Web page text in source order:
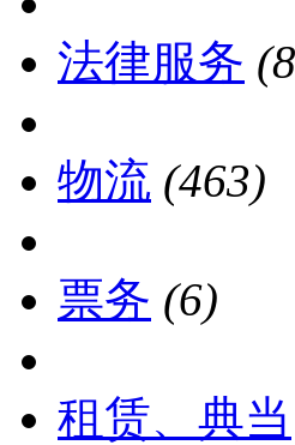
法律服务
物流 (463)
票务 (6)
租赁、典当